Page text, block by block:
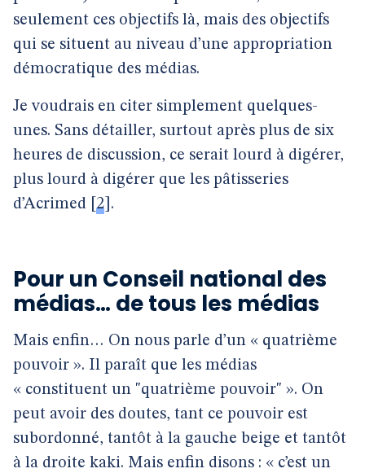
seulement ces objectifs là, mais des objectifs
qui se situent au niveau d’une appropriation
démocratique des médias.
Je voudrais en citer simplement quelques-
unes. Sans détailler, surtout après plus de six
heures de discussion, ce serait lourd à digérer,
plus lourd à digérer que les pâtisseries
d’Acrimed 2 .
Pour un Conseil national des
médias… de tous les médias
Mais enfin… On nous parle d’un « quatrième
pouvoir ». Il paraît que les médias
« constituent un "quatrième pouvoir" ». On
peut avoir des doutes, tant ce pouvoir est
subordonné, tantôt à la gauche beige et tantôt
à la droite kaki. Mais enfin disons : « c’est un